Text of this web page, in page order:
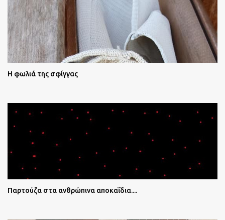
Η φωλιά της σφίγγας
Παρτούζα στα ανθρώπινα αποκαΐδια....